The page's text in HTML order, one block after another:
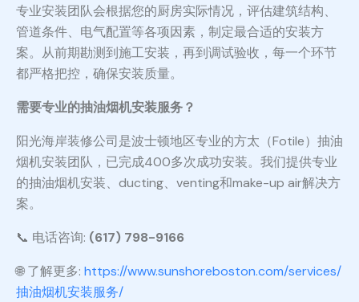
专业安装团队会根据您的厨房实际情况，评估建筑结构、
管道条件、电气配置等各项因素，制定最合适的安装方
案。从前期勘测到施工安装，再到调试验收，每一个环节
都严格把控，确保安装质量。
需要专业的抽油烟机安装服务？
阳光海岸装修公司是波士顿地区专业的方太（Fotile）抽油
烟机安装团队，已完成400多次成功安装。我们提供专业
的抽油烟机安装、ducting、venting和make-up air解决方
案。
📞 电话咨询: (617) 798-9166
🌐 了解更多: https://www.sunshoreboston.com/services/
抽油烟机安装服务/